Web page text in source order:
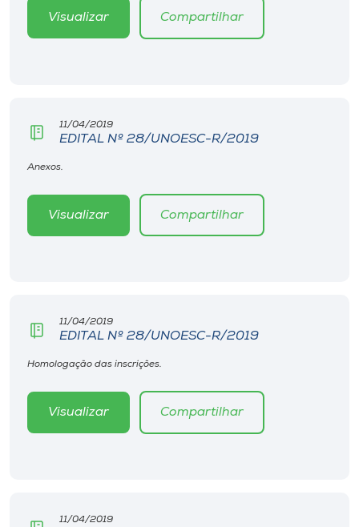
Museu
o idioma
Visualizar Compartilhar
11/04/2019
EDITAL Nº 28/UNOESC-R/2019
Anexos.
Visualizar Compartilhar
11/04/2019
EDITAL Nº 28/UNOESC-R/2019
Homologação das inscrições.
Visualizar Compartilhar
11/04/2019